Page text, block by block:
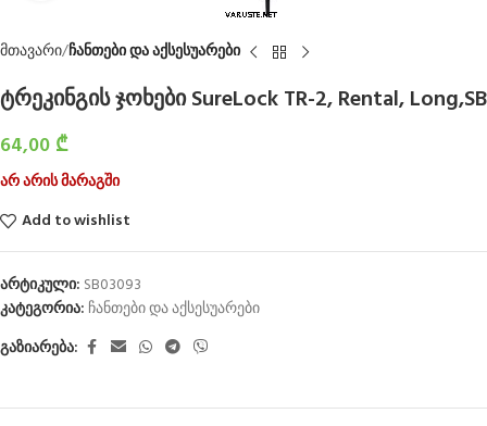
მთავარი ჩანთები და აქსესუარები
ტრეკინგის ჯოხები SureLock TR-2, Rental, Long,SB
64,00 ₾
არ არის მარაგში
Add to wishlist
არტიკული: SB03093
კატეგორია: ჩანთები და აქსესუარები
გაზიარება: